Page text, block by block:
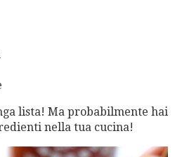
lista! Ma probabilmente hai
nella tua cucina!